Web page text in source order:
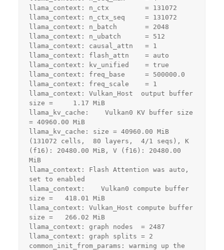
llama_context: n_ctx         = 131072
llama_context: n_ctx_seq     = 131072
llama_context: n_batch       = 2048
llama_context: n_ubatch      = 512
llama_context: causal_attn   = 1
llama_context: flash_attn    = auto
llama_context: kv_unified    = true
llama_context: freq_base     = 500000.0
llama_context: freq_scale    = 1
llama_context: Vulkan_Host  output buffer
size =     1.17 MiB
llama_kv_cache:    Vulkan0 KV buffer size
= 40960.00 MiB
llama_kv_cache: size = 40960.00 MiB
(131072 cells,  80 layers,  4/1 seqs), K
(f16): 20480.00 MiB, V (f16): 20480.00
MiB
llama_context: Flash Attention was auto,
set to enabled
llama_context:    Vulkan0 compute buffer
size =   418.01 MiB
llama_context: Vulkan_Host compute buffer
size =   266.02 MiB
llama_context: graph nodes  = 2487
llama_context: graph splits = 2
common_init_from_params: warming up the